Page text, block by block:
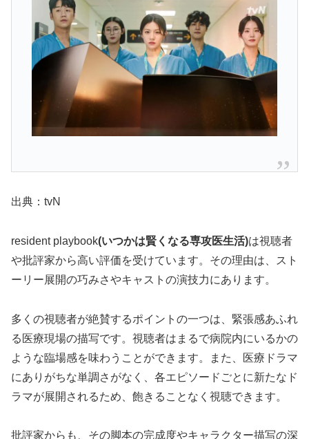
出典：tvN
resident playbook(いつかは賢くなる専攻医生活)は視聴者
や批評家から高い評価を受けています。その理由は、スト
ーリー展開の巧みさやキャストの演技力にあります。
多くの視聴者が絶賛するポイントの一つは、緊張感あふれ
る医療現場の描写です。視聴者はまるで病院内にいるかの
ような臨場感を味わうことができます。また、医療ドラマ
にありがちな単調さがなく、各エピソードごとに新たなド
ラマが展開されるため、飽きることなく視聴できます。
批評家からも、その脚本の完成度やキャラクター描写の深